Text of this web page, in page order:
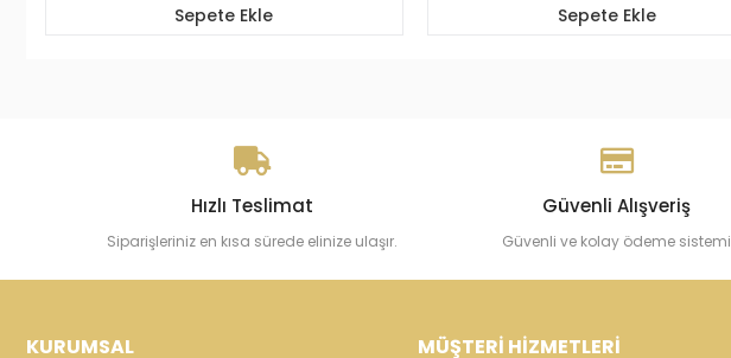
Sepete Ekle Sepete Ekle
Hızlı Teslimat
Siparişleriniz en kısa sürede elinize ulaşır.
Güvenli Alışveriş
Güvenli ve kolay ödeme sistemi
KURUMSAL MÜŞTERİ HİZMETLERİ